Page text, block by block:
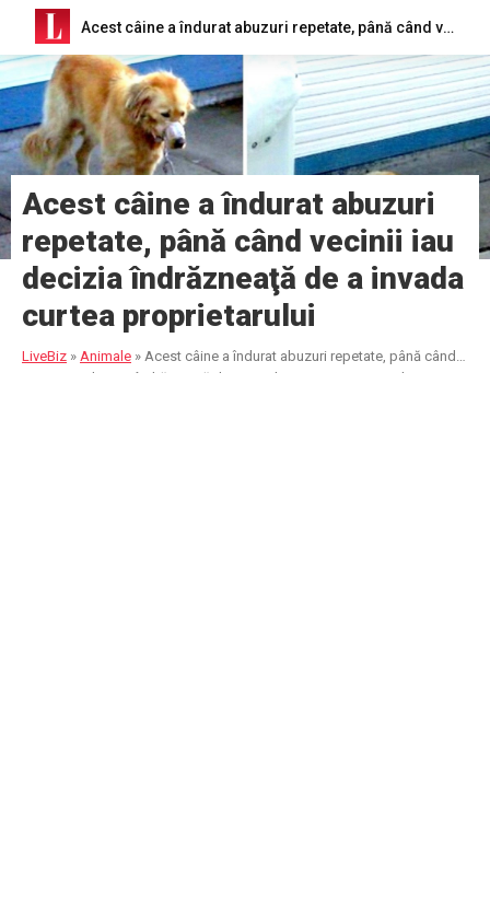
Acest câine a îndurat abuzuri repetate, până când vecinii iau decizia îndrăzneaţă de a invada curtea proprietarului
Acest câine a îndurat abuzuri
repetate, până când vecinii iau
decizia îndrăzneaţă de a invada
curtea proprietarului
LiveBiz » Animale » Acest câine a îndurat abuzuri repetate, până când
vecinii iau decizia îndrăzneaţă de a invada curtea proprietarului